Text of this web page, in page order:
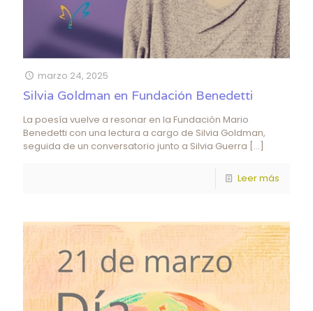
marzo 24, 2025
Silvia Goldman en Fundación Benedetti
La poesía vuelve a resonar en la Fundación Mario
Benedetti con una lectura a cargo de Silvia Goldman,
seguida de un conversatorio junto a Silvia Guerra […]
Leer más